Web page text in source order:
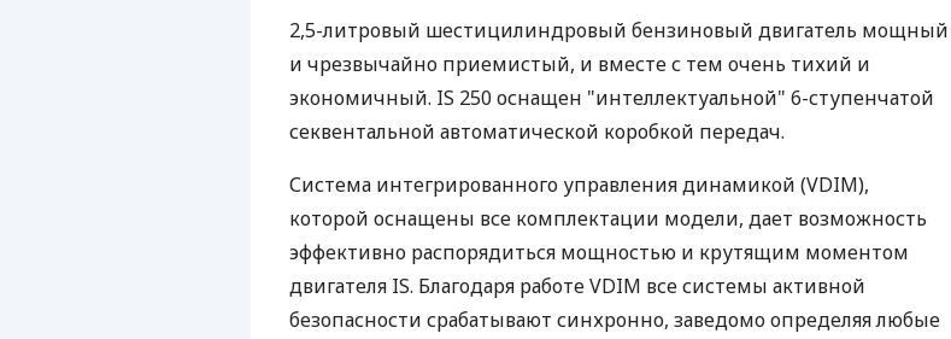
2,5-литровый шестицилиндровый бензиновый двигатель мощный
и чрезвычайно приемистый, и вместе с тем очень тихий и
экономичный. IS 250 оснащен "интеллектуальной" 6-ступенчатой
секвентальной автоматической коробкой передач.
Система интегрированного управления динамикой (VDIM),
которой оснащены все комплектации модели, дает возможность
эффективно распорядиться мощностью и крутящим моментом
двигателя IS. Благодаря работе VDIM все системы активной
безопасности срабатывают синхронно, заведомо определяя любые